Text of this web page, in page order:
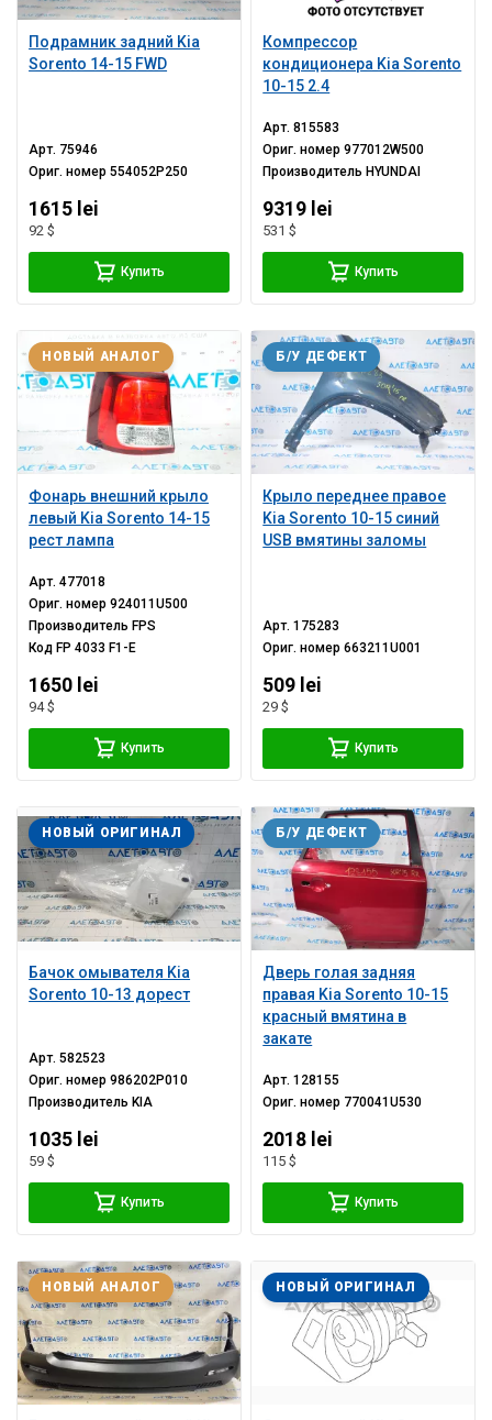
Подрамник задний Kia
Sorento 14-15 FWD
Арт. 75946
Ориг. номер554052P250
1615 lei
92 $
Купить
Компрессор
кондиционера Kia Sorento
10-15 2.4
Арт.815583
Ориг. номер977012W500
Производитель HYUNDAI
9319 lei
531 $
Купить
Фонарь внешний крыло
левый Kia Sorento 14-15
рест лампа
НОВЫЙ АНАЛОГ
Арт.477018
Ориг. номер924011U500
Производитель FPS
Код FP 4033 F1-E
1650 lei
94 $
Купить
Крыло переднее правое
Kia Sorento 10-15 синий
USB вмятины заломы
Б/У ДЕФЕКТ
Арт.175283
Ориг. номер663211U001
509 lei
29 $
Купить
Бачок омывателя Kia
Sorento 10-13 дорест
НОВЫЙ ОРИГИНАЛ
Арт.582523
Ориг. номер986202P010
ПроизводительKIA
1035 lei
59 $
Купить
Дверь голая задняя
правая Kia Sorento 10-15
красный вмятина в
закате
Б/У ДЕФЕКТ
Арт.128155
Ориг. номер 770041U530
2018 lei
115 $
Купить
НОВЫЙ АНАЛОГ НОВЫЙ ОРИГИНАЛ